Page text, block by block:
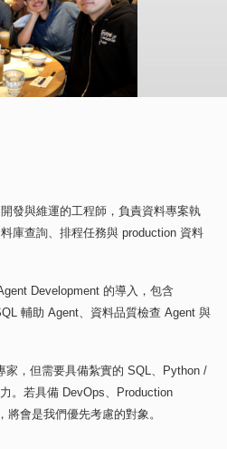
發與維運的工程師，負責資料專案執
庫查詢、排程任務與 production 資料
Development 的導入，包含
輔助 Agent 、資料品質檢查 Agent 與
家，但需要具備紮實的 SQL
Python /
。若具備 DevOps
Production
將會是我們優先考慮的對象。